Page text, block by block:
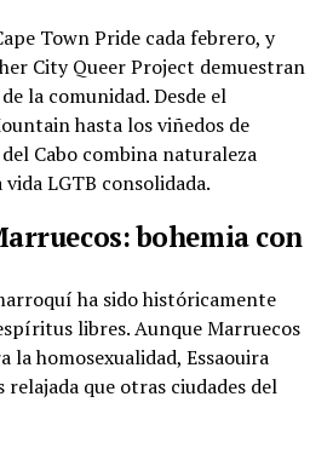
Town Pride cada febrero, y
City Queer Project demuestran
la comunidad. Desde el
hasta los viñedos de
Cabo combina naturaleza
LGTB consolidada.
bohemia con
ha sido históricamente
libres. Aunque Marruecos
la homosexualidad, Essaouira
relajada que otras ciudades del